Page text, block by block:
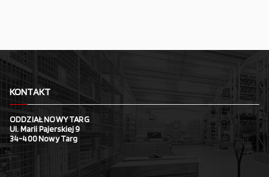
KONTAKT
ODDZIAŁ NOWY TARG
Ul. Marii Pajerskiej 9
34-400 Nowy Targ